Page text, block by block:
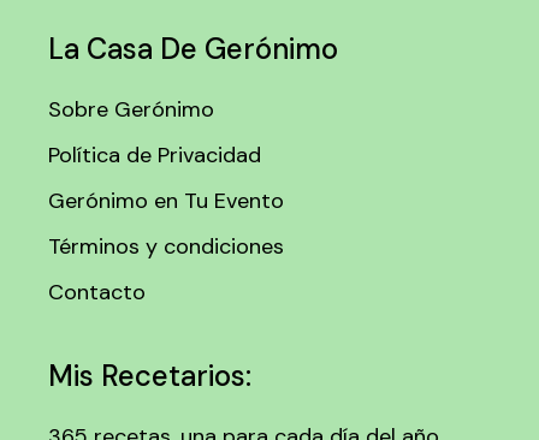
La Casa De Gerónimo
Sobre Gerónimo
Política de Privacidad
Gerónimo en Tu Evento
Términos y condiciones
Contacto
Mis Recetarios: